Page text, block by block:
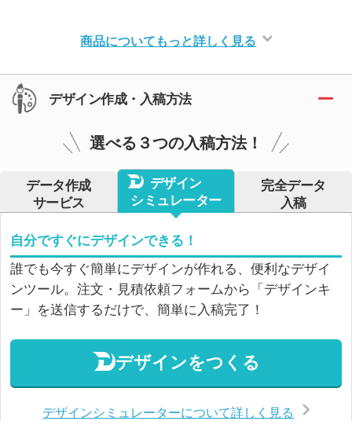
商品についてもっと詳しく見る
デザイン作成・入稿方法
選べる３つの入稿方法！
データ作成
サービス
デザイン
シミュレーター
完全データ
入稿
自分ですぐにデザインできる！
誰でも今すぐ簡単にデザインが作れる、便利なデザイ
ンツール。注文・見積依頼フォームから「デザインキ
ー」を送信するだけで、簡単に入稿完了！
デザインをつくる
デザインシミュレーターについて詳しく見る